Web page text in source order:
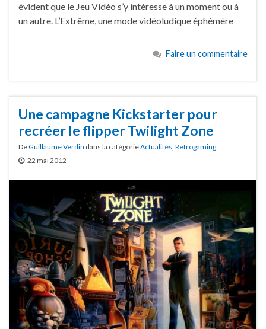
évident que le Jeu Vidéo s’y intéresse à un moment ou à
un autre. L’Extrême, une mode vidéoludique éphémère
Faire un commentaire
Une campagne Kickstarter pour
recréer le flipper Twilight Zone
DeGuillaume Verdin dans la catégorieActualités, Retrogaming
22 mai 2012